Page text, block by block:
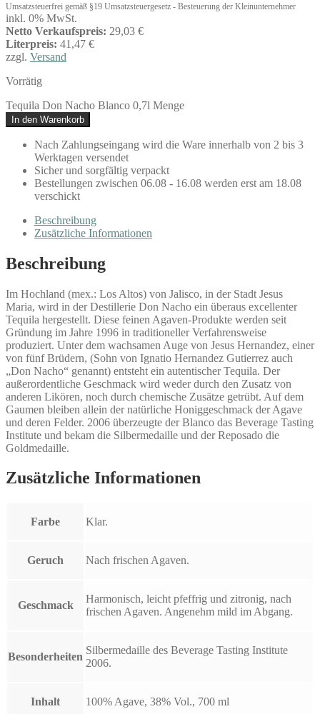
Umsatzsteuerfrei gemäß §19 Umsatzsteuergesetz - Besteuerung der Kleinunternehmer
inkl. 0% MwSt.
Netto Verkaufspreis: 29,03 €
Literpreis: 41,47 €
zzgl. Versand
Vorrätig
Tequila Don Nacho Blanco 0,7l Menge
In den Warenkorb
Nach Zahlungseingang wird die Ware innerhalb von 2 bis 3
Werktagen versendet
Sicher und sorgfältig verpackt
Bestellungen zwischen 06.08 - 16.08 werden erst am 18.08
verschickt
Beschreibung
Zusätzliche Informationen
Beschreibung
Im Hochland (mex.: Los Altos) von Jalisco, in der Stadt Jesus
Maria, wird in der Destillerie Don Nacho ein überaus excellenter
Tequila hergestellt. Diese feinen Agaven-Produkte werden seit
Gründung im Jahre 1996 in traditioneller Verfahrensweise
produziert. Unter dem wachsamen Auge von Jesus Hernandez, einer
von fünf Brüdern, (Sohn von Ignatio Hernandez Gutierrez auch
„Don Nacho“ genannt) entsteht ein autentischer Tequila. Der
außerordentliche Geschmack wird weder durch den Zusatz von
anderen Likören, noch durch chemische Zusätze getrübt. Auf dem
Gaumen bleiben allein der natürliche Honiggeschmack der Agave
und deren Felder. 2006 überzeugte der Blanco das Beverage Tasting
Institute und bekam die Silbermedaille und der Reposado die
Goldmedaille.
Zusätzliche Informationen
Farbe Klar.
Geruch Nach frischen Agaven.
Geschmack
Harmonisch, leicht pfeffrig und zitronig, nach
frischen Agaven. Angenehm mild im Abgang.
Besonderheiten
Silbermedaille des Beverage Tasting Institute
2006.
Inhalt 100% Agave, 38% Vol., 700 ml